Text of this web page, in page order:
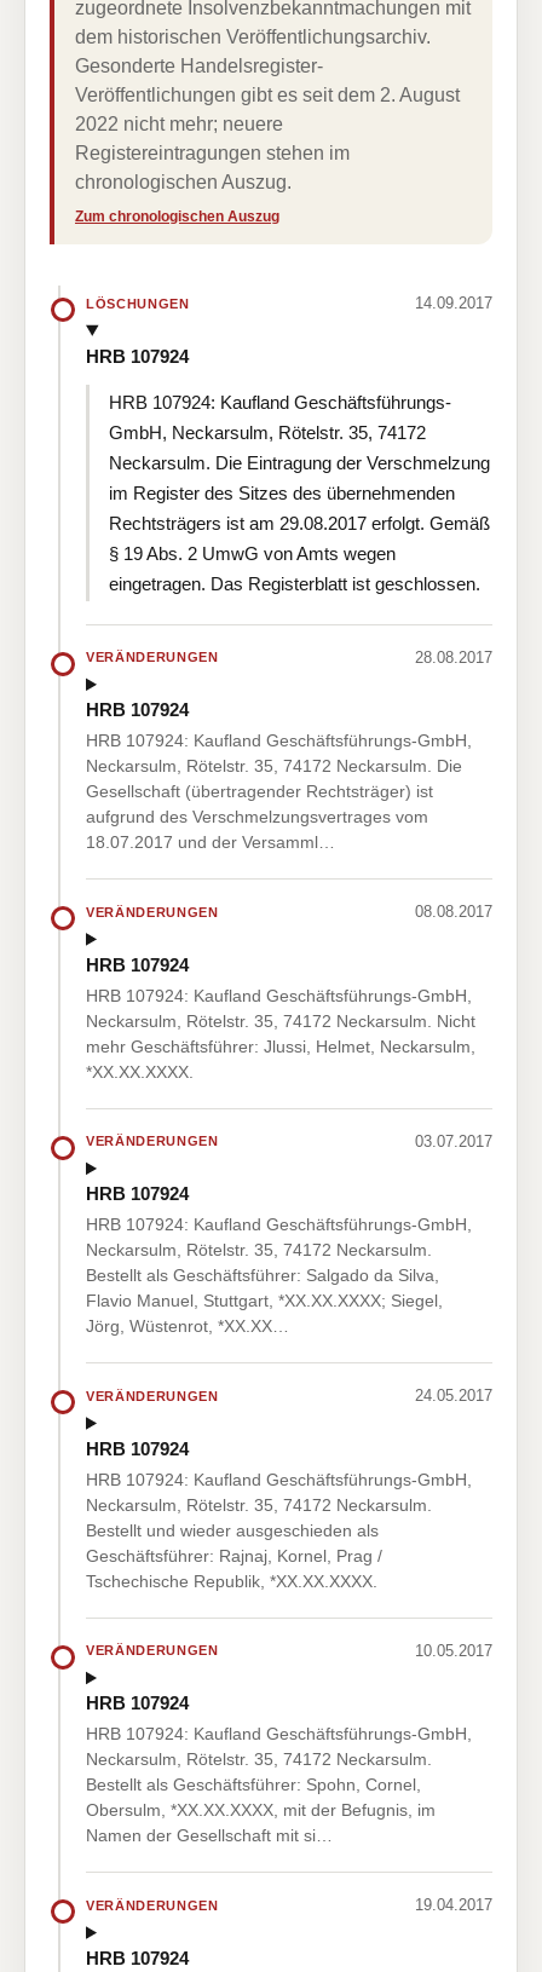
zugeordnete Insolvenzbekanntmachungen mit
dem historischen Veröffentlichungsarchiv.
Gesonderte Handelsregister-
Veröffentlichungen gibt es seit dem 2. August
2022 nicht mehr; neuere
Registereintragungen stehen im
chronologischen Auszug.
Zum chronologischen Auszug
LÖSCHUNGEN 14.09.2017
HRB 107924
HRB 107924: Kaufland Geschäftsführungs-
GmbH, Neckarsulm, Rötelstr. 35, 74172
Neckarsulm. Die Eintragung der Verschmelzung
im Register des Sitzes des übernehmenden
Rechtsträgers ist am 29.08.2017 erfolgt. Gemäß
§ 19 Abs. 2 UmwG von Amts wegen
eingetragen. Das Registerblatt ist geschlossen.
VERÄNDERUNGEN 28.08.2017
HRB 107924
HRB 107924: Kaufland Geschäftsführungs-GmbH,
Neckarsulm, Rötelstr. 35, 74172 Neckarsulm. Die
Gesellschaft (übertragender Rechtsträger) ist
aufgrund des Verschmelzungsvertrages vom
18.07.2017 und der Versamml…
VERÄNDERUNGEN 08.08.2017
HRB 107924
HRB 107924: Kaufland Geschäftsführungs-GmbH,
Neckarsulm, Rötelstr. 35, 74172 Neckarsulm. Nicht
mehr Geschäftsführer: Jlussi, Helmet, Neckarsulm,
*XX.XX.XXXX.
VERÄNDERUNGEN 03.07.2017
HRB 107924
HRB 107924: Kaufland Geschäftsführungs-GmbH,
Neckarsulm, Rötelstr. 35, 74172 Neckarsulm.
Bestellt als Geschäftsführer: Salgado da Silva,
Flavio Manuel, Stuttgart, *XX.XX.XXXX; Siegel,
Jörg, Wüstenrot, *XX.XX…
VERÄNDERUNGEN 24.05.2017
HRB 107924
HRB 107924: Kaufland Geschäftsführungs-GmbH,
Neckarsulm, Rötelstr. 35, 74172 Neckarsulm.
Bestellt und wieder ausgeschieden als
Geschäftsführer: Rajnaj, Kornel, Prag /
Tschechische Republik, *XX.XX.XXXX.
VERÄNDERUNGEN 10.05.2017
HRB 107924
HRB 107924: Kaufland Geschäftsführungs-GmbH,
Neckarsulm, Rötelstr. 35, 74172 Neckarsulm.
Bestellt als Geschäftsführer: Spohn, Cornel,
Obersulm, *XX.XX.XXXX, mit der Befugnis, im
Namen der Gesellschaft mit si…
VERÄNDERUNGEN 19.04.2017
HRB 107924